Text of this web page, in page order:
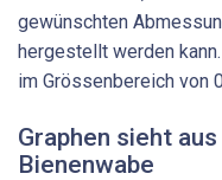
gewünschten
hergestellt werden
im Grössenbereich von
Graphen sieht
Bienenwabe